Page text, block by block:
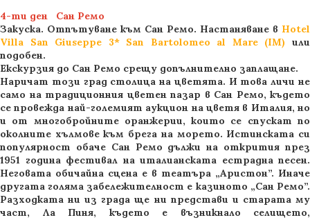
4-ти ден Сан Ремо
Закуска. Отпътуване към Сан Ремо. Настаняване в Hotel
Villa San Giuseppe 3* San Bartolomeo al Mare (IM) или
подобен.
Екскурзия до Сан Ремо срещу допълнително заплащане.
Наричат този град столица на цветята. И това личи не
само на традиционния цветен пазар в Сан Ремо, където
се провежда най-големият аукцион на цветя в Италия, но
и от многобройните оранжерии, които се спускат по
околните хълмове към брега на морето. Истинската си
популярност обаче Сан Ремо дължи на открития през
1951 година фестивал на италианската естрадна песен.
Неговата обичайна сцена е в театъра „Аристон”. Иначе
другата голяма забележителност е казиното „Сан Ремо”.
Разходката ни из града ще ни представи и старата му
част, Ла Пиня, където е възникнало селището,